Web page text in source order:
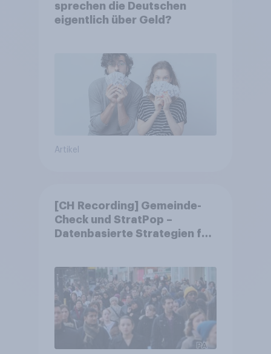
sprechen die Deutschen
eigentlich über Geld?
Artikel
[CH Recording] Gemeinde-
Check und StratPop –
Datenbasierte Strategien für